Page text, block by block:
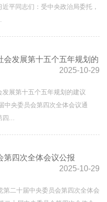
平同志们：受中央政治局委托，
会发展第十五个五年规划的
2025-10-29
展第十五个五年规划的建议
中央委员会第四次全体会议通
...
第四次全体会议公报
2025-10-29
第二十届中央委员会第四次全体会